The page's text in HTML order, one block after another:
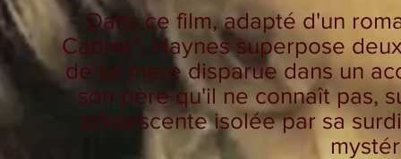
Dans ce film, adapté d'un
Cabret", Haynes superpose
de sa mère disparue dans un
son père qu'il ne connaît pas,
adolescente isolée par sa